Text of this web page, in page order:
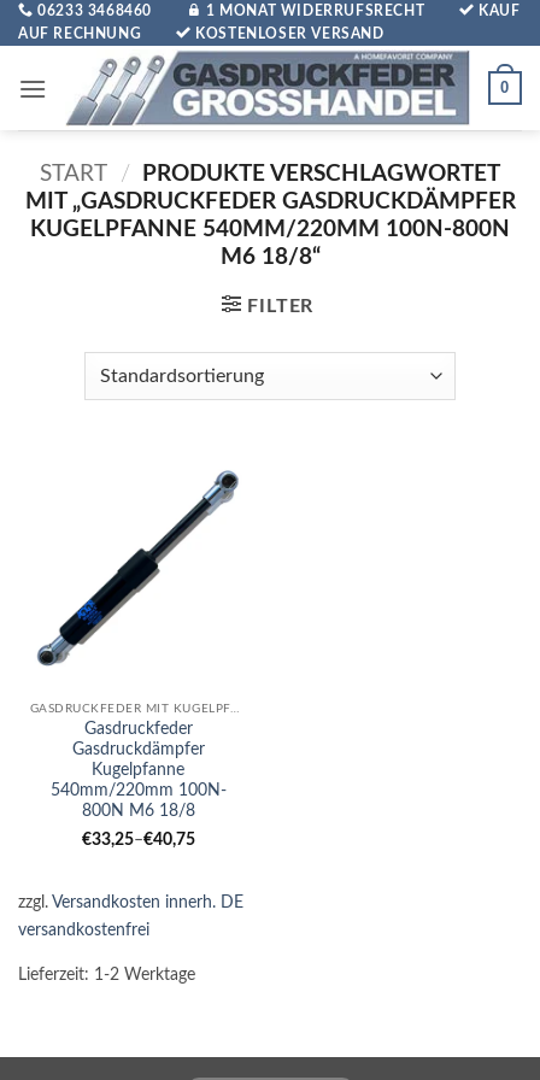
Zum
Inhalt
06233 3468460 1 MONAT WIDERRUFSRECHT
KAUF
AUF RECHNUNG
KOSTENLOSER VERSAND
0
START /
PRODUKTE VERSCHLAGWORTET
MIT „GASDRUCKFEDER GASDRUCKDÄMPFER
KUGELPFANNE 540MM/220MM 100N-800N
M6 18/8“
FILTER
GASDRUCKFEDER MIT KUGELPFANNE
Gasdruckfeder
Gasdruckdämpfer
Kugelpfanne
540mm/220mm 100N-
800N M6 18/8
€33,25–€40,75
zzgl. Versandkosten innerh. DE
versandkostenfrei
Lieferzeit: 1-2 Werktage